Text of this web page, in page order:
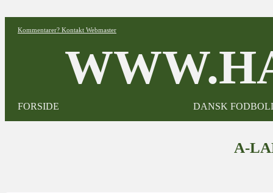
Kommentarer? Kontakt Webmaster
FORSIDE DANSK
A-